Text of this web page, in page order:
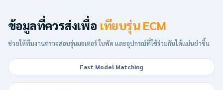
ข้อมูลที่ควรส่งเพื่อ เทียบรุ่น ECM
ช่วยให้ทีมงานตรวจสอบรุ่นมอเตอร์ ใบพัด และอุปกรณ์ที่ใช้ร่วมกันได้แม่นยำขึ้น
Fast Model Matching